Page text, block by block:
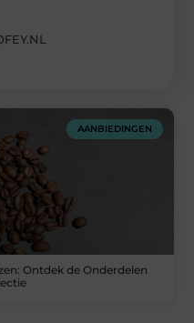
AANBIEDINGEN
Ontdek de Onderdelen